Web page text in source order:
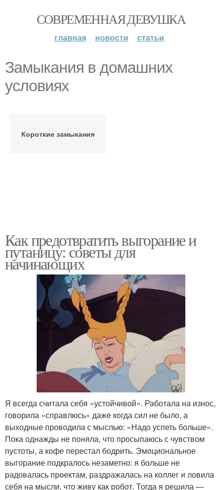
СОВРЕМЕННАЯ ДЕВУШКА
главная новости статьи
Замыкания в домашних
условиях
Короткие замыкания
Как предотвратить выгорание и
путаницу: советы для
начинающих
Я всегда считала себя «устойчивой». Работала на износ,
говорила «справлюсь» даже когда сил не было, а
выходные проводила с мыслью: «Надо успеть больше».
Пока однажды не поняла, что просыпаюсь с чувством
пустоты, а кофе перестал бодрить. Эмоциональное
выгорание подкралось незаметно: я больше не
радовалась проектам, раздражалась на коллег и ловила
себя на мысли, что живу как робот. Тогда я решила —